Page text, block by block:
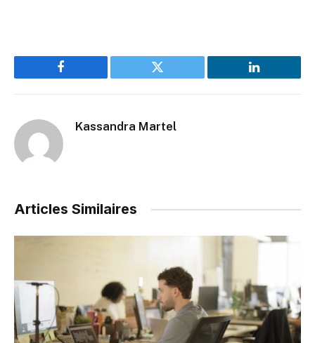
Facebook Twitter LinkedIn
Kassandra Martel
Articles Similaires